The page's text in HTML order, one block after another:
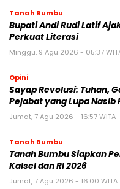
Tanah Bumbu
Bupati Andi Rudi Latif
Perkuat Literasi
Minggu, 9 Agu 2026 - 05:37
Opini
Sayap Revolusi: Tuhan,
Pejabat yang Lupa Nasib
Jumat, 7 Agu 2026 - 16:57 WITA
Tanah Bumbu
Tanah Bumbu Siapkan
Kalsel dan RI 2026
Jumat, 7 Agu 2026 - 16:00 WITA